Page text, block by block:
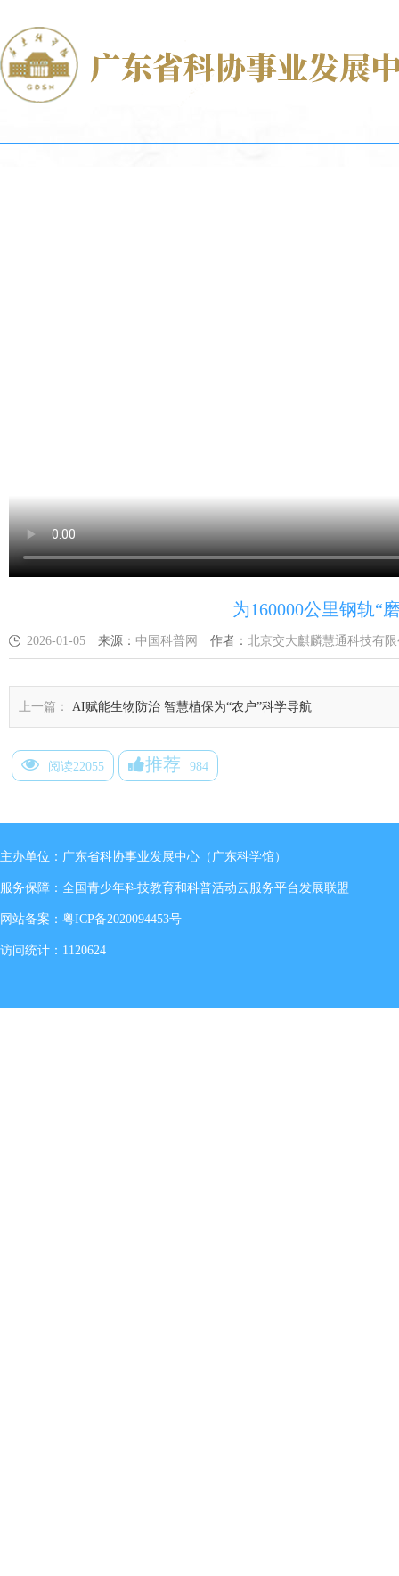
为160000公里钢轨“
2026-01-05 来源： 中国科普网 作者： 北京交大麒麟慧通科技有
上一篇： AI赋能生物防治 智慧植保为“农户”科学导航
阅读22055 推荐 984
主办单位：广东省科协事业发展中心（广东科学馆）
服务保障：全国青少年科技教育和科普活动云服务平台发展联盟
网站备案： 粤ICP备2020094453号
访问统计：1120624